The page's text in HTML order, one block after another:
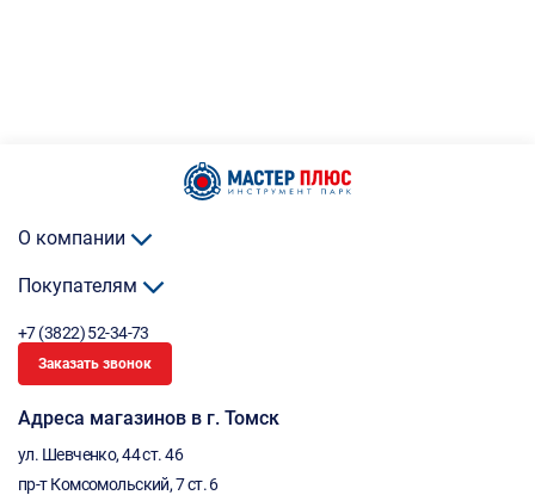
О компании
Покупателям
+7 (3822) 52-34-73
Заказать звонок
Адреса магазинов в г. Томск
ул. Шевченко, 44 ст. 46
пр-т Комсомольский, 7 ст. 6